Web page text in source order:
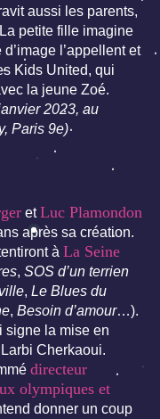
aussi les parents,
petite fille imagine
l’appellent et
Kids United, qui
la jeune Zoé.
2023, au
Paris 9e)
etLuc Plamondon
après sa création.
à La Seine
, SOS d’un terrien
, Le Blues du
, Besoin d’amour…).
signe la mise en
Cherkaoui.
directeur
olympiques et
donner un coup